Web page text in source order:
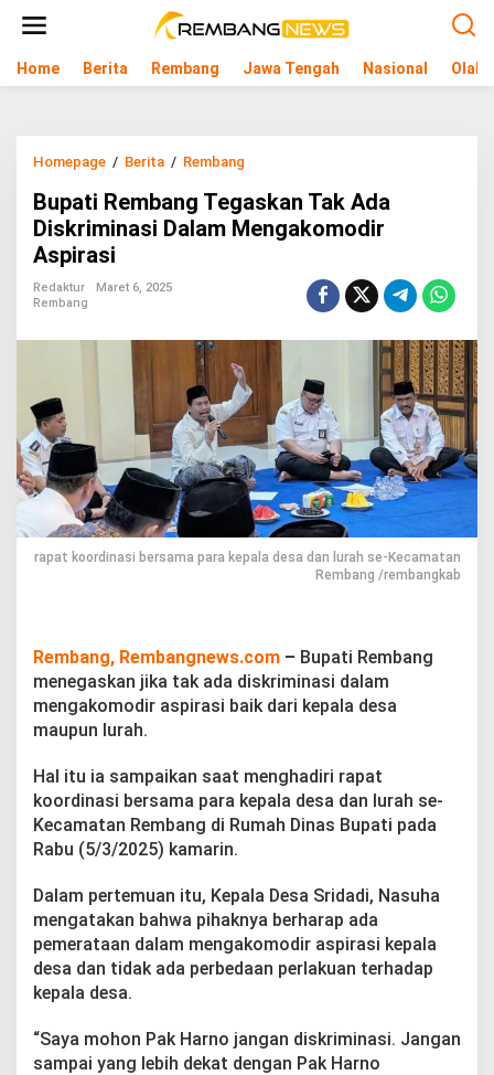
t
Home Berita Rembang Jawa Tengah Nasional
Homepage / Berita / Rembang
p
a
t
b
n
g
T
e
g
a
s
k
a
n
d
a
D
r
i
m
s
i
D
l
M
e
Bupati Rembang Tegaskan Tak Ada
Diskriminasi Dalam Mengakomodir
Aspirasi
Redaktur
Maret 6, 2025
Rembang
rapat koordinasi bersama para kepala desa dan lurah se-Kecamatan
Rembang /rembangkab
Rembang, Rembangnews.com – Bupati Rembang
menegaskan jika tak ada diskriminasi dalam
mengakomodir aspirasi baik dari kepala desa
maupun lurah.
Hal itu ia sampaikan saat menghadiri rapat
koordinasi bersama para kepala desa dan lurah se-
Kecamatan Rembang di Rumah Dinas Bupati pada
Rabu (5/3/2025) kamarin.
Dalam pertemuan itu, Kepala Desa Sridadi, Nasuha
mengatakan bahwa pihaknya berharap ada
pemerataan dalam mengakomodir aspirasi kepala
desa dan tidak ada perbedaan perlakuan terhadap
kepala desa.
“Saya mohon Pak Harno jangan diskriminasi. Jangan
sampai yang lebih dekat dengan Pak Harno